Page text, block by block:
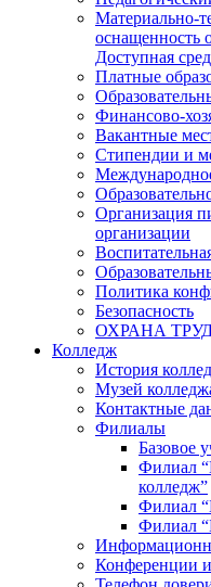
Материально-
оснащенность
Доступная
Платные
Финансово-
Вакантные
Стипендии и
Организация
организации
Политика
Безопасность
ОХРАНА
Колледж
История
Музей
Контактные
Филиалы
Базовое
Филиал
колледж”
Филиал
Филиал
Конференции